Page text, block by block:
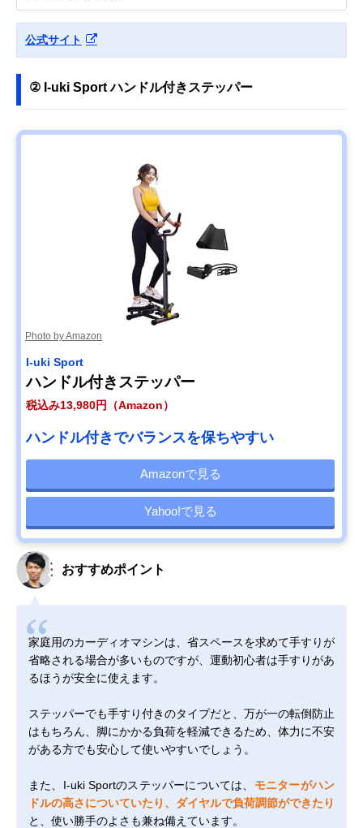
公式サイト
② I-uki Sport ハンドル付きステッパー
Photo by Amazon
I-uki Sport
ハンドル付きステッパー
税込み13,980円（Amazon）
ハンドル付きでバランスを保ちやすい
Amazonで見る
Yahoo!で見る
おすすめポイント
家庭用のカーディオマシンは、省スペースを求めて手すりが
省略される場合が多いものですが、運動初心者は手すりがあ
るほうが安全に使えます。
ステッパーでも手すり付きのタイプだと、万が一の転倒防止
はもちろん、脚にかかる負荷を軽減できるため、体力に不安
がある方でも安心して使いやすいでしょう。
また、I-uki Sportのステッパーについては、 モニターがハン
ドルの高さについていたり、ダイヤルで負荷調節ができたり
と、使い勝手のよさも兼ね備えています。